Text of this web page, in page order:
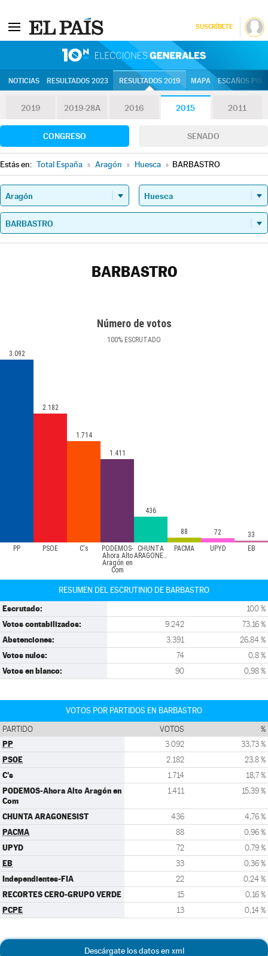
SUSCRÍBETE
NOTICIAS RESULTADOS 2023 RESULTADOS 2019 MAPA ESCAÑOS
2019 2019-28A 2016 2015 2011
CONGRESO SENADO
Estás en: Total España » Aragón » Huesca » BARBASTRO
BARBASTRO
Número de votos
100% ESCRUTADO
PP PSOE C's
PODEMOS-
Ahora Alto
Aragón en
Com
CHUNTA
ARAGONESIST
PACMA UPYD EB
3.092
2.182
1.714
1.411
436
88 72 33
RESUMEN DEL ESCRUTINIO DE BARBASTRO
Escrutado: 100 %
Votos contabilizados: 9.242 73,16 %
Abstenciones: 3.391 26,84 %
Votos nulos: 74 0,8 %
Votos en blanco: 90 0,98 %
VOTOS POR PARTIDOS EN BARBASTRO
PARTIDO VOTOS %
PP 3.092 33,73 %
PSOE 2.182 23,8 %
C's 1.714 18,7 %
PODEMOS-Ahora Alto Aragón en
Com
1.411 15,39 %
CHUNTA ARAGONESIST 436 4,76 %
PACMA 88 0,96 %
UPYD 72 0,79 %
EB 33 0,36 %
Independientes-FIA 22 0,24 %
RECORTES CERO-GRUPO VERDE 15 0,16 %
PCPE 13 0,14 %
Descárgate los datos en xml